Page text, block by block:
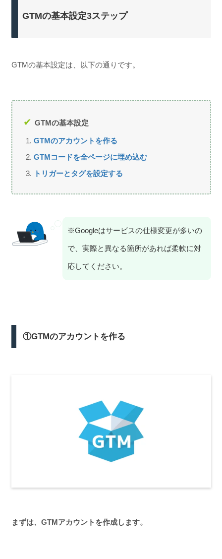
GTMの基本設定3ステップ
GTMの基本設定は、以下の通りです。
GTMの基本設定
GTMのアカウントを作る
GTMコードを全ページに埋め込む
トリガーとタグを設定する
※Googleはサービスの仕様変更が多いの
で、実際と異なる箇所があれば柔軟に対
応してください。
①GTMのアカウントを作る
まずは、GTMアカウントを作成します。